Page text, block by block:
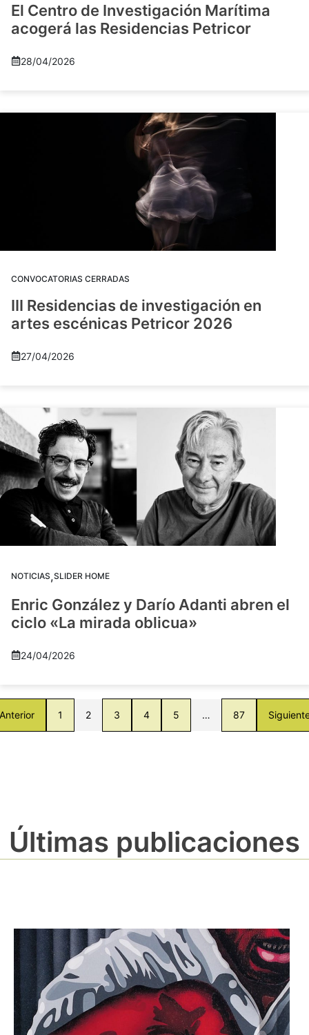
El Centro de Investigación Marítima
acogerá las Residencias Petricor
28/04/2026
CONVOCATORIAS CERRADAS
III Residencias de investigación en
artes escénicas Petricor 2026
27/04/2026
NOTICIAS,SLIDER HOME
Enric González y Darío Adanti abren el
ciclo «La mirada oblicua»
24/04/2026
1 2 3 4 5 … 87
Últimas publicaciones